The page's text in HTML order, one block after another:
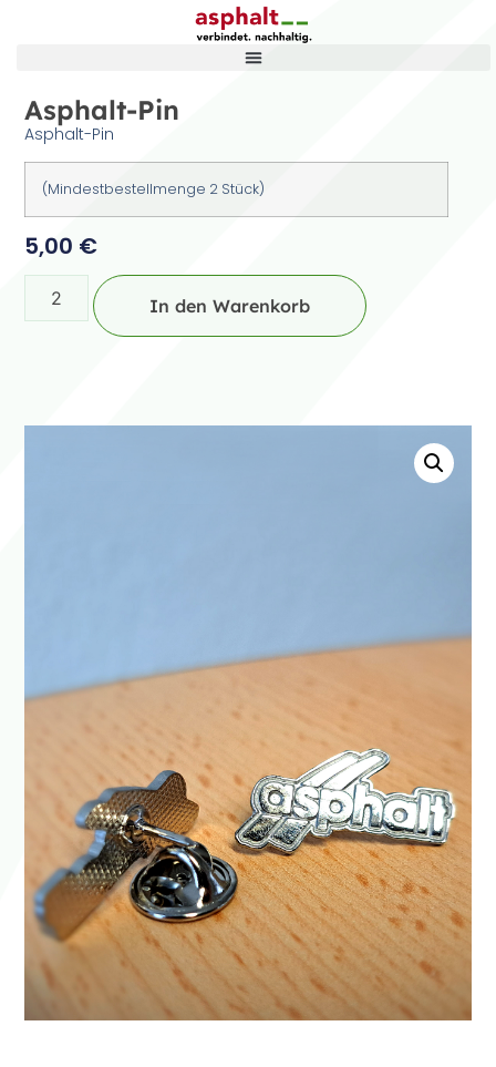
Asphalt-Pin
Asphalt-Pin
(Mindestbestellmenge 2 Stück)
5,00 €
In den Warenkorb